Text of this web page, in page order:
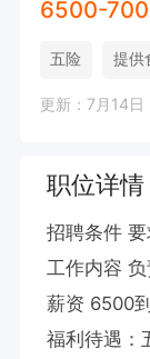
6500-
五险 提供
更新：7月14日
职位详情
招聘条件 要
工作内容
薪资 6500
福利待遇：